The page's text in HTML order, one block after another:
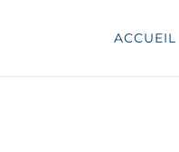
ACCUEIL